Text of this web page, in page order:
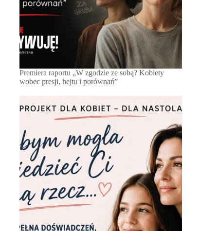
Premiera raportu „W zgodzie ze sobą? Kobiety
wobec presji, hejtu i porównań”